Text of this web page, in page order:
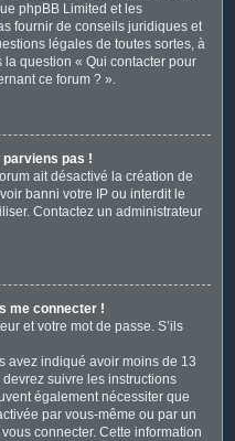
phpBB Limited et les
fournir de conseils juridiques et
légales de toutes sortes, à
la question « Qui contacter pour
ce forum ? ».
parviens pas !
ait désactivé la création de
banni votre IP ou interdit le
Contactez un administrateur
me connecter !
et votre mot de passe. S’ils
avez indiqué avoir moins de 13
suivre les instructions
également nécessiter que
par vous-même ou par un
connecter. Cette information